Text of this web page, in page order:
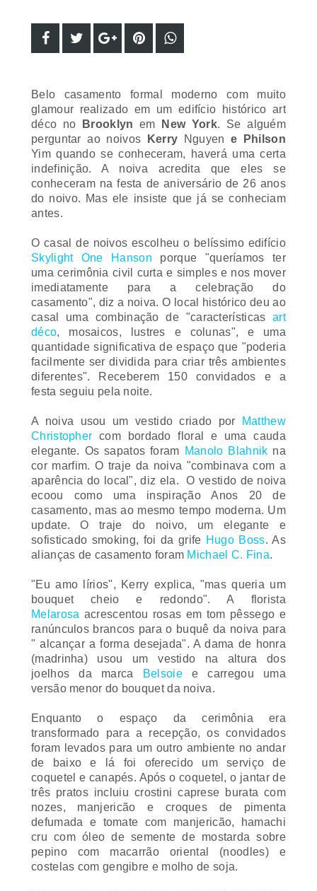
glamour realizado em um edifício históricoart
déconoBrooklyn emNew York . Se alguém
perguntar ao noivosKerryNguyen
e Philson
Yim quando se conheceram, haverá uma certa
indefinição. A noiva acredita que eles se
conheceram na festa de aniversário de 26 anos
do noivo. Mas ele insiste que já se conheciam
antes.
Skylight One Hansonporque "queríamos ter
uma cerimônia civil curta e simples e nos mover
imediatamente para a celebração do
casamento", diz a noiva. O local histórico deu ao
casal uma combinação de "característicasart
déco, mosaicos, lustres e colunas", e uma
quantidade significativa de espaço que "poderia
facilmente ser dividida para criar três ambientes
diferentes". Receberem 150 convidados e a
festa seguiu pela noite.
Christophercom bordado floral e uma cauda
elegante. Os sapatos foramManolo Blahnikna
cor marfim. O traje da noiva "combinava com a
aparência do local", diz ela. O vestido de noiva
ecoou como uma inspiração Anos 20 de
casamento, mas ao mesmo tempo moderna. Um
update. O traje do noivo, um elegante e
sofisticado
smoking, foi da grifeHugo Boss. As
alianças de casamento foramMichael C. Fina .
bouquetcheio e redondo". A florista
Melarosa
acrescentou rosas em tom pêssego e
ranúnculos brancos para o buquê da noiva para
" alcançar a forma desejada". A dama de honra
(madrinha) usou um vestido na altura dos
joelhos da marcaBelsoiee carregou uma
versão menor dobouquetda noiva.
transformado para a recepção, os convidados
foram levados para um outro ambiente no andar
de baixo e lá foi oferecido um serviço de
coquetel e canapés. Após o coquetel, o jantar de
três pratos incluiucrostini caprese buratacom
nozes, manjericão e croques de pimenta
defumada e tomate com manjericão,
hamachi
cru com óleo de semente de mostarda sobre
pepino com macarrão oriental (noodles) e
costelas com gengibre e molho de soja.